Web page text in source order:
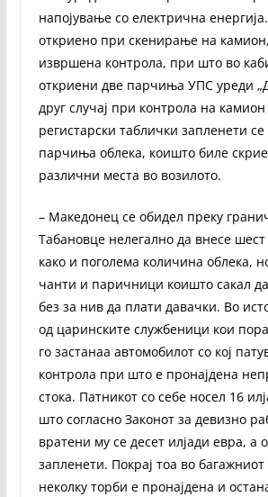
напојување со електрична
откриено при скенирање на
извршена контрола, при што во
откриени две парчиња УПС уреди
друг случај при контрола на камион
регистарски таблички запленети
парчиња облека, коишто биле
различни места во возилото.
– Македонец се обидел преку
Табановце нелегално да внесе шест
како и поголема количина облека,
чанти и паричници коишто сакал
без за нив да плати давачки. Во
од царинските службеници кои
го застанаа автомобилот со кој
контрола при што е пронајдена
стока. Патникот со себе носел 16
што согласно Законот за девизно
вратени му се десет илјади евра, а
запленети. Покрај тоа во
неколку торби е пронајдена и